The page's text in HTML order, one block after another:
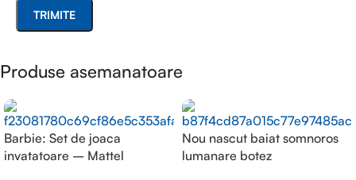
Produse asemanatoare
Barbie: Set de joaca
invatatoare – Mattel
Nou nascut baiat somnoros
lumanare botez